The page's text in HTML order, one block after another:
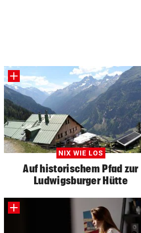
NIX WIE LOS
Auf historischem Pfad zur
Ludwigsburger Hütte